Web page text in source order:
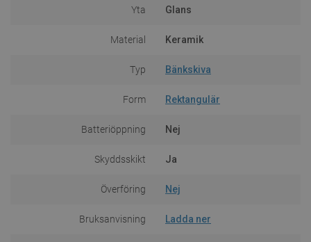
Yta Glans
Material Keramik
Typ Bänkskiva
Form Rektangulär
Batteriöppning Nej
Skyddsskikt Ja
Överföring Nej
Bruksanvisning Ladda ner